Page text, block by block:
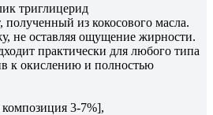
триглицерид
из кокосового масла.
не оставляя ощущение жирности.
практически для любого типа
к окислению и полностью
3-7%],